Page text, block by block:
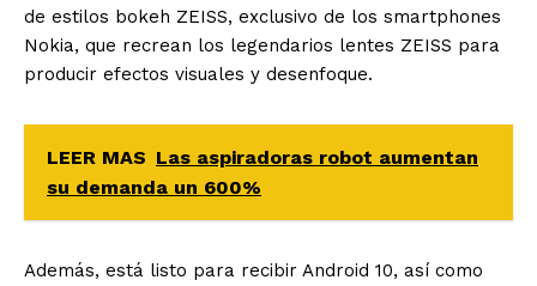
de estilos bokeh ZEISS, exclusivo de los smartphones
Nokia, que recrean los legendarios lentes ZEISS para
producir efectos visuales y desenfoque.
LEER MAS Las aspiradoras robot aumentan
su demanda un 600%
Además, está listo para recibir Android 10, así como